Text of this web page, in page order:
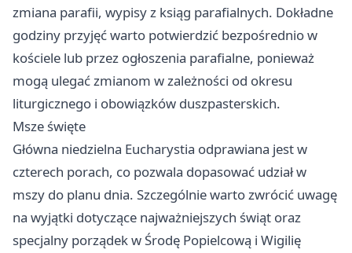
zmiana parafii, wypisy z ksiąg parafialnych. Dokładne
godziny przyjęć warto potwierdzić bezpośrednio w
kościele lub przez ogłoszenia parafialne, ponieważ
mogą ulegać zmianom w zależności od okresu
liturgicznego i obowiązków duszpasterskich.
Msze święte
Główna niedzielna Eucharystia odprawiana jest w
czterech porach, co pozwala dopasować udział w
mszy do planu dnia. Szczególnie warto zwrócić uwagę
na wyjątki dotyczące najważniejszych świąt oraz
specjalny porządek w Środę Popielcową i Wigilię